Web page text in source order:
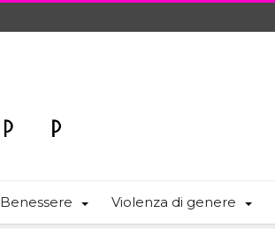
Benessere Violenza di genere